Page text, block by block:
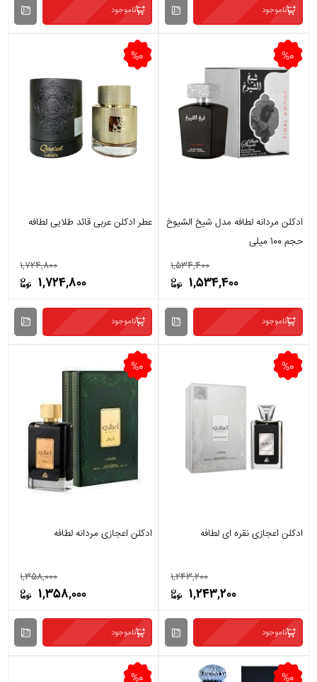
ناموجود ناموجود
ادکلن مردانه لطافه مدل شیخ الشیوخ
حجم 100 میلی
1,534,400
%0
1,534,400
ناموجود
عطر ادکلن عربی قائد طلایی لطافه
1,724,800
%0
1,724,800
ناموجود
ادکلن اعجازی نقره ای لطافه
1,243,200
%0
1,243,200
ناموجود
ادکلن اعجازی مردانه لطافه
1,358,000
%0
1,358,000
ناموجود
%0
%0